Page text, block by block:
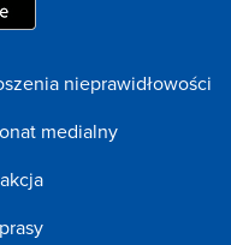
nieprawidłowości
medialny